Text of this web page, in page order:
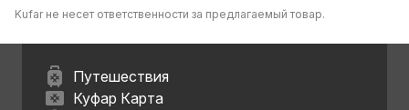
Kufar не несет ответственности за предлагаемый товар.
Путешествия
Куфар Карта